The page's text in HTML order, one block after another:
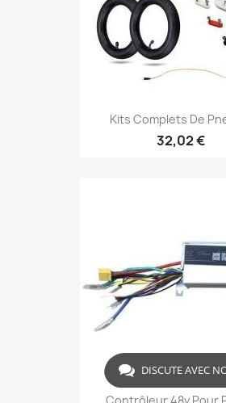
Kits Complets De
32,02 €
DISCUTE AVEC